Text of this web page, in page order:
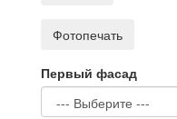
Фотопечать
Первый фасад